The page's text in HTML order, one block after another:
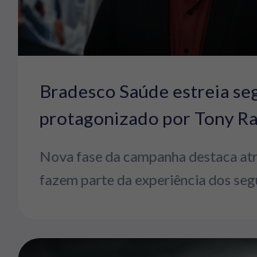
Bradesco Saúde estreia
protagonizado por Tony
Nova fase da campanha destaca
fazem parte da experiência dos